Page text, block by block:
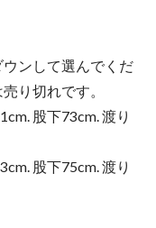
ンして選んでくだ
り切れです。
股下73cm. 渡り
股下75cm. 渡り